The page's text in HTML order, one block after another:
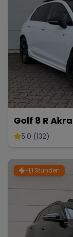
Golf 8 R
333PS
5.0 (132)
~1,1 Stunden